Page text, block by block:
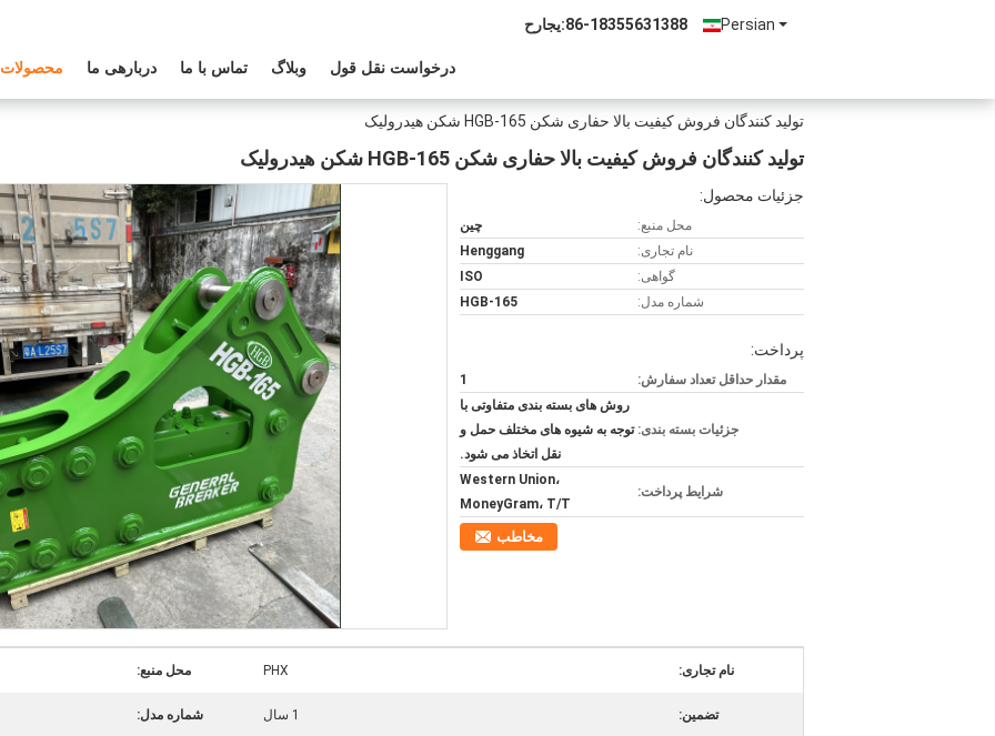
Persian حراجی:86-18355631388
محصولات دربارهی ما تماس با ما وبلاگ درخواست نقل قول
تولید کنندگان فروش کیفیت بالا حفاری شکن HGB-165 شکن هیدرولیک
تولید کنندگان فروش کیفیت بالا حفاری شکن HGB-165 شکن هیدرولیک
جزئیات محصول:
محل منبع:
چین
نام تجاری:
Henggang
گواهی:
ISO
شماره مدل:
HGB-165
پرداخت:
مقدار حداقل تعداد سفارش: 1
جزئیات بسته بندی:
روش های بسته بندی متفاوتی با
توجه به شیوه های مختلف حمل و
نقل اتخاذ می شود.
شرایط پرداخت:
Western Union،
MoneyGram، T/T
مخاطب
نام تجاری: PHX محل منبع:
تضمین: 1 سال شماره مدل: